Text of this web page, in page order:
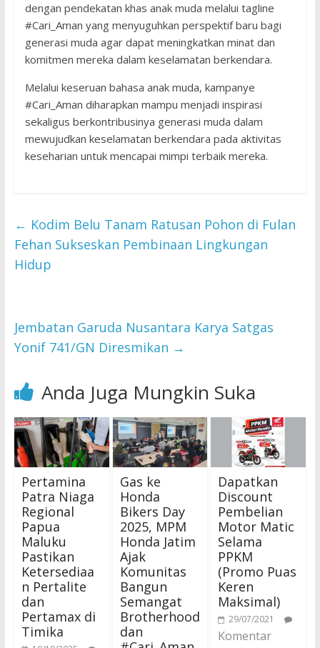
dengan pendekatan khas anak muda melalui tagline
#Cari_Aman yang menyuguhkan perspektif baru bagi
generasi muda agar dapat meningkatkan minat dan
komitmen mereka dalam keselamatan berkendara.
Melalui keseruan bahasa anak muda, kampanye
#Cari_Aman diharapkan mampu menjadi inspirasi
sekaligus berkontribusinya generasi muda dalam
mewujudkan keselamatan berkendara pada aktivitas
keseharian untuk mencapai mimpi terbaik mereka.
← Kodim Belu Tanam Ratusan Pohon di Fulan
Fehan Sukseskan Pembinaan Lingkungan
Hidup
Jembatan Garuda Nusantara Karya Satgas
Yonif 741/GN Diresmikan →
Anda Juga Mungkin Suka
Pertamina
Patra Niaga
Regional
Papua
Maluku
Pastikan
Ketersediaa
n Pertalite
dan
Pertamax di
Timika
Gas ke
Honda
Bikers Day
2025, MPM
Honda Jatim
Ajak
Komunitas
Bangun
Semangat
Brotherhood
dan
Dapatkan
Discount
Pembelian
Motor Matic
Selama
PPKM
(Promo Puas
Keren
Maksimal)
29/07/2021
Komentar